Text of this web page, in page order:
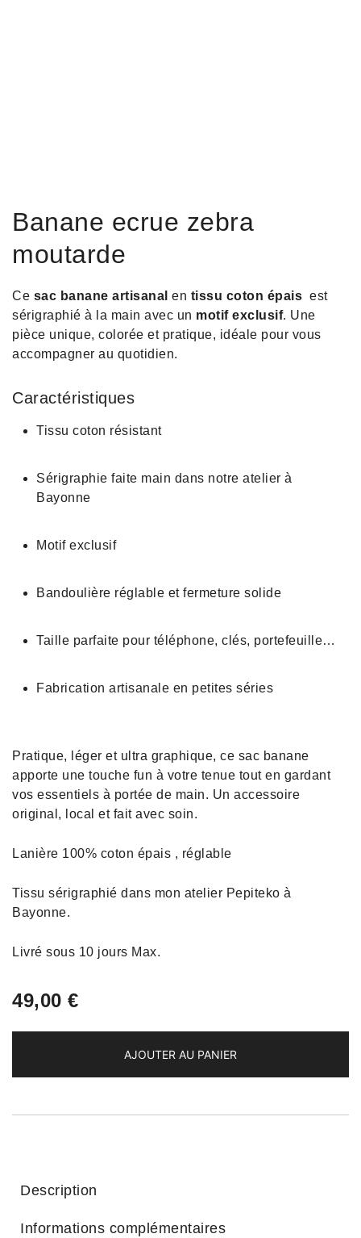
Banane ecrue zebra
moutarde
Ce sac banane artisanal en tissu coton épais est
sérigraphié à la main avec un motif exclusif. Une
pièce unique, colorée et pratique, idéale pour vous
accompagner au quotidien.
Caractéristiques
Tissu coton résistant
Sérigraphie faite main dans notre atelier à
Bayonne
Motif exclusif
Bandoulière réglable et fermeture solide
Taille parfaite pour téléphone, clés, portefeuille…
Fabrication artisanale en petites séries
Pratique, léger et ultra graphique, ce sac banane
apporte une touche fun à votre tenue tout en gardant
vos essentiels à portée de main. Un accessoire
original, local et fait avec soin.
Lanière 100% coton épais , réglable
Tissu sérigraphié dans mon atelier Pepiteko à
Bayonne.
Livré sous 10 jours Max.
49,00 €
AJOUTER AU PANIER
Description
Informations complémentaires